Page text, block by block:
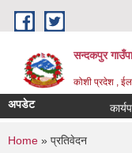
Skip to main content
सन्दकपुर
कोशी प्रदेश ,
अपडेट
You are here
Home » प्रतिवेदन